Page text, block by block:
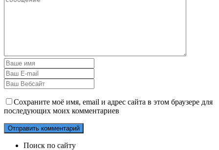
Сохраните моё имя, email и адрес сайта в этом браузере для
последующих моих комментариев
Поиск по сайту